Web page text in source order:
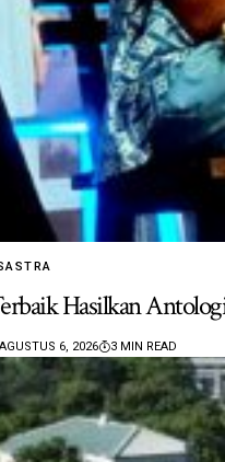
Hasilkan
AGUSTUS 6, 2026 3 MIN READ